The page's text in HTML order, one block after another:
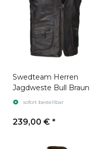
Swedteam Herren
Jagdweste Bull Braun
sofort bestellbar
239,00 € *